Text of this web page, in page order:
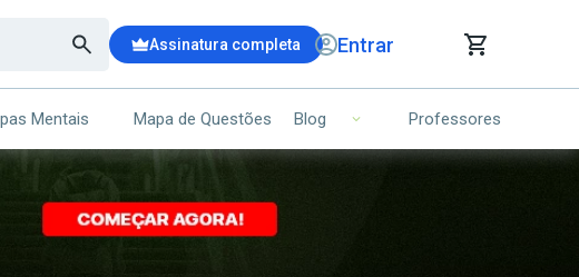
Assinatura completa Entrar
CARRINHO DE COMPRAS
ITENS (00)
Mentais Mapa de Questões Blog Professores